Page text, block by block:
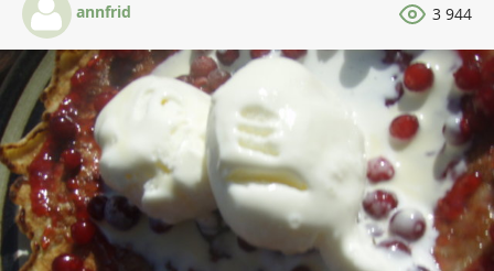
annfrid 3 944